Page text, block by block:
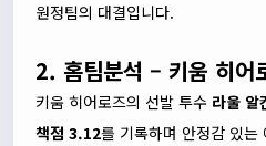
원정팀의 대결입니다.
2. 홈팀분석 – 키움 히어
키움 히어로즈의 선발 투수 라울 알
책점 3.12를 기록하며 안정감 있는